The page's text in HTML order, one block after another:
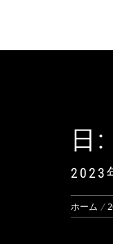
日:
2023
ホーム